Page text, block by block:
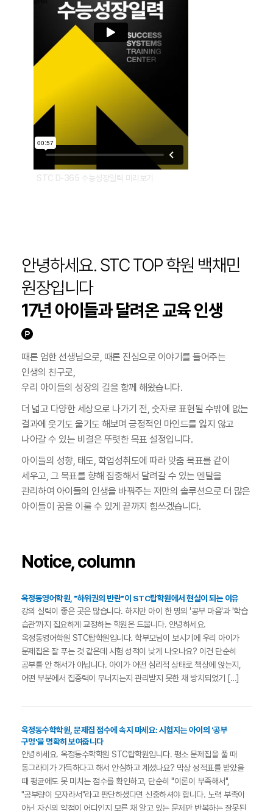
STC D-365 수능성장일력 미리보기
안녕하세요. STC TOP 학원 백채민
원장입니다
17년 아이들과 달려온 교육 인생
때론 엄한 선생님으로, 때론 진심으로 이야기를 들어주는
인생의 친구로,
우리 아이들의 성장의 길을 함께 해왔습니다.
더 넓고 다양한 세상으로 나가기 전, 숫자로 표현될 수밖에 없는
결과에 웃기도 울기도 해보며 긍정적인 마인드를 잃지 않고
나아갈 수 있는 비결은 뚜렷한 목표 설정입니다.
아이들의 성향, 태도, 학업성취도에 따라 맞춤 목표를 같이
세우고, 그 목표를 향해 집중해서 달려갈 수 있는 멘탈을
관리하여 아이들의 인생을 바꿔주는 저만의 솔루션으로 더 많은
아이들이 꿈을 이룰 수 있게 끝까지 힘쓰겠습니다.
Notice, column
옥정동영어학원, "하위권의 반란"이 STC탑학원에서 현실이 되는 이유
강의 실력이 좋은 곳은 많습니다. 하지만 아이 한 명의 '공부 마음'과 '학습
습관'까지 집요하게 교정하는 학원은 드뭅니다. 안녕하세요.
옥정동영어학원 STC탑학원입니다. 학부모님이 보시기에 우리 아이가
문제집은 잘 푸는 것 같은데 시험 성적이 낮게 나오나요? 이건 단순히
공부를 안 해서가 아닙니다. 아이가 어떤 심리적 상태로 책상에 앉는지,
어떤 부분에서 집중력이 무너지는지 관리받지 못한 채 방치되었기 […]
옥정동수학학원, 문제집 점수에 속지 마세요: 시험지는 아이의 '공부
구멍'을 명확히 보여줍니다
안녕하세요. 옥정동수학학원 STC탑학원입니다. 평소 문제집을 풀 때
동그라미가 가득하다고 해서 안심하고 계셨나요? 막상 성적표를 받았을
때 평균에도 못 미치는 점수를 확인하고, 단순히 "이론이 부족해서",
"공부량이 모자라서"라고 판단하셨다면 신중하셔야 합니다. 노력 부족이
아닌 자신의 약점이 어디인지 모른 채 알고 있는 문제만 반복하는 잘못된